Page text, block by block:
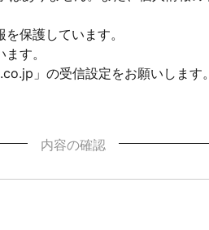
保護しています。
す。
」の受信設定をお願いします。
内容の確認